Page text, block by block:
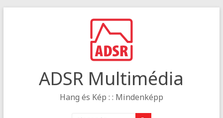
ADSR Multimédia
Hang és Kép : : Mindenképp